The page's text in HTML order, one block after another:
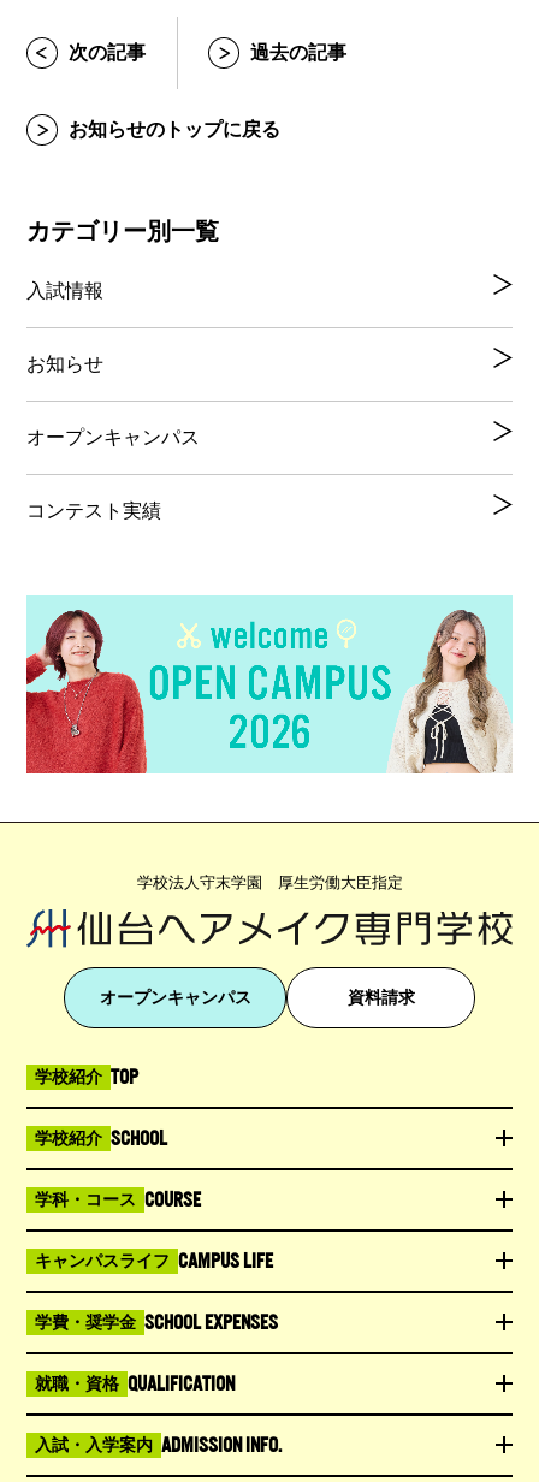
次の記事 過去の記事
お知らせのトップに戻る
カテゴリー別一覧
入試情報
お知らせ
オープンキャンパス
コンテスト実績
学校法人守末学園 厚生労働大臣指定
オープンキャンパス 資料請求
学校紹介 TOP
学校紹介 SCHOOL
学科・コース COURSE
キャンパスライフ CAMPUS LIFE
学費・奨学金 SCHOOL EXPENSES
就職・資格 QUALIFICATION
入試・入学案内 ADMISSION INFO.